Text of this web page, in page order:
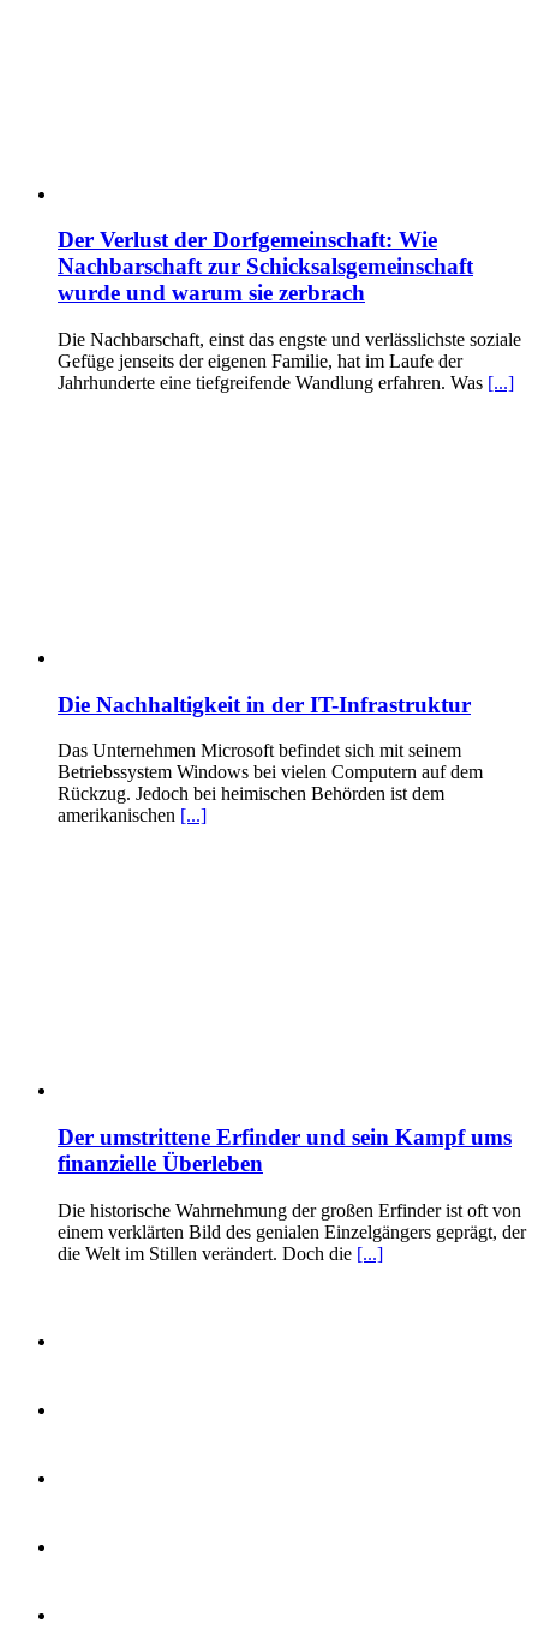
Der Verlust der Dorfgemeinschaft: Wie
Nachbarschaft zur Schicksalsgemeinschaft
wurde und warum sie zerbrach
Die Nachbarschaft, einst das engste und verlässlichste soziale
Gefüge jenseits der eigenen Familie, hat im Laufe der
Jahrhunderte eine tiefgreifende Wandlung erfahren. Was [...]
Die Nachhaltigkeit in der IT-Infrastruktur
Das Unternehmen Microsoft befindet sich mit seinem
Betriebssystem Windows bei vielen Computern auf dem
Rückzug. Jedoch bei heimischen Behörden ist dem
amerikanischen [...]
Der umstrittene Erfinder und sein Kampf ums
finanzielle Überleben
Die historische Wahrnehmung der großen Erfinder ist oft von
einem verklärten Bild des genialen Einzelgängers geprägt, der
die Welt im Stillen verändert. Doch die [...]